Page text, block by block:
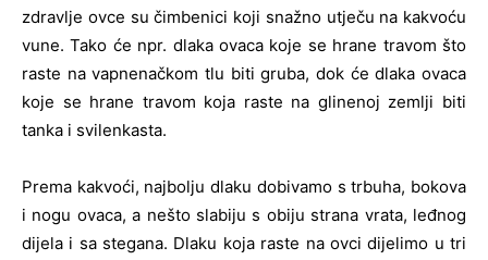
zdravlje ovce su čimbenici koji snažno utječu na kakvoću
vune. Tako će npr. dlaka ovaca koje se hrane travom što
raste na vapnenačkom tlu biti gruba, dok će dlaka ovaca
koje se hrane travom koja raste na glinenoj zemlji biti
tanka i svilenkasta.
Prema kakvoći, najbolju dlaku dobivamo s trbuha, bokova
i nogu ovaca, a nešto slabiju s obiju strana vrata, leđnog
dijela i sa stegana. Dlaku koja raste na ovci dijelimo u tri